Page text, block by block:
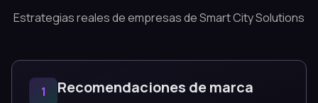
Estrategias reales de empresas de Smart City Solutions
1 Recomendaciones de marca